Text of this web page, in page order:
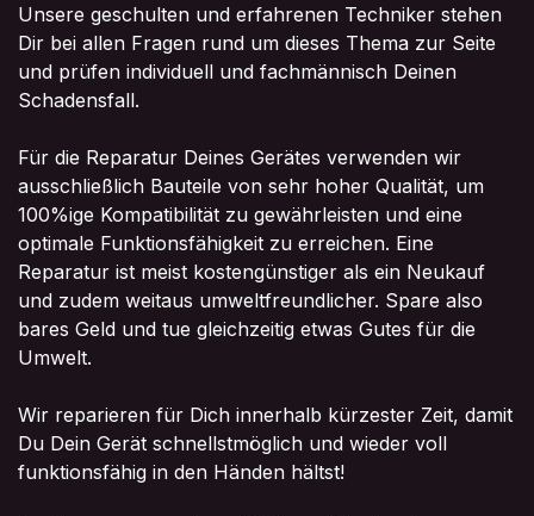
Unsere geschulten und erfahrenen Techniker stehen
Dir bei allen Fragen rund um dieses Thema zur Seite
und prüfen individuell und fachmännisch Deinen
Schadensfall.
Für die Reparatur Deines Gerätes verwenden wir
ausschließlich Bauteile von sehr hoher Qualität, um
100%ige Kompatibilität zu gewährleisten und eine
optimale Funktionsfähigkeit zu erreichen. Eine
Reparatur ist meist kostengünstiger als ein Neukauf
und zudem weitaus umweltfreundlicher. Spare also
bares Geld und tue gleichzeitig etwas Gutes für die
Umwelt.
Wir reparieren für Dich innerhalb kürzester Zeit, damit
Du Dein Gerät schnellstmöglich und wieder voll
funktionsfähig in den Händen hältst!